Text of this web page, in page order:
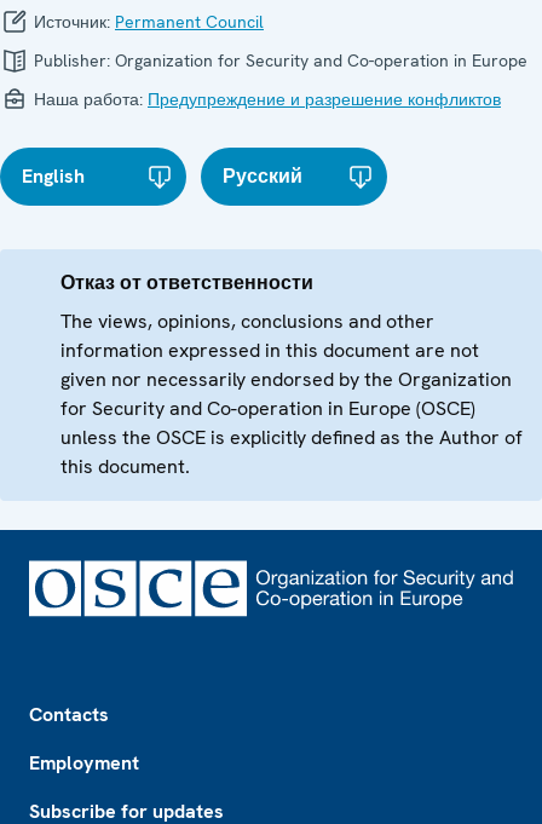
Источник: Permanent Council
Publisher: Organization for Security and Co-operation in Europe
Наша работа: Предупреждение и разрешение конфликтов
English Русский
Отказ от ответственности
The views, opinions, conclusions and other
information expressed in this document are not
given nor necessarily endorsed by the Organization
for Security and Co-operation in Europe (OSCE)
unless the OSCE is explicitly defined as the Author of
this document.
Contacts
Employment
Subscribe for updates